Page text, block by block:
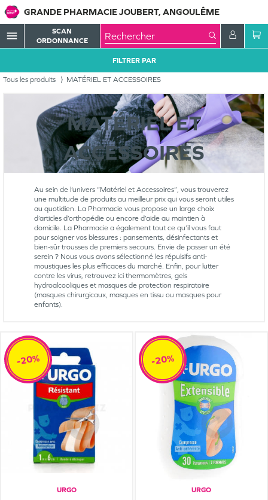
GRANDE PHARMACIE JOUBERT, ANGOULÊME
menu
SCAN
ORDONNANCE
Tous les produits MATÉRIEL ET ACCESSOIRES
FILTRER PAR
MATÉRIEL ET
ACCESSOIRES
Au sein de l’univers “Matériel et Accessoires”, vous trouverez
une multitude de produits au meilleur prix qui vous seront utiles
au quotidien. La Pharmacie vous propose un large choix
d’articles d’orthopédie ou encore d’aide au maintien à
domicile. La Pharmacie a également tout ce qu’il vous faut
pour soigner vos blessures : pansements, désinfectants et
bien-sûr trousses de premiers secours. Envie de passer un été
serein ? Nous vous avons sélectionné les répulsifs anti-
moustiques les plus efficaces du marché. Enfin, pour lutter
contre les virus, retrouvez ici thermomètres, gels
hydroalcooliques et masques de protection respiratoire
(masques chirurgicaux, masques en tissu ou masques pour
enfants).
URGO
-20%
URGO
-20%